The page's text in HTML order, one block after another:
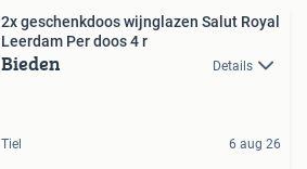
2x geschenkdoos wijnglazen Salut Royal
Leerdam Per doos 4 r
Bieden Details
Tiel 6 aug 26